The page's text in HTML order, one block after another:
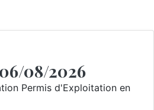
08/2026
Permis d'Exploitation en